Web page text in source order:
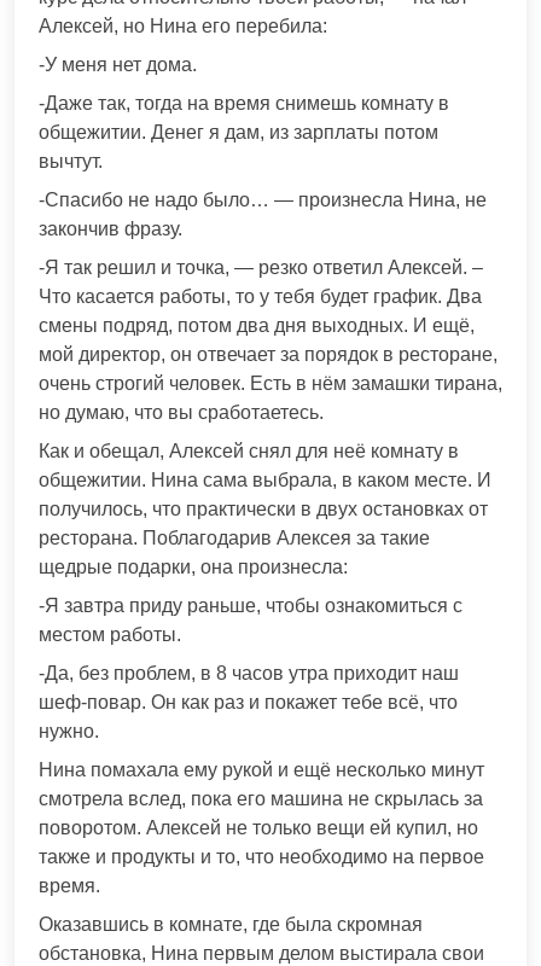
Алексей, но Нина его перебила:
-У меня нет дома.
-Даже так, тогда на время снимешь комнату в
общежитии. Денег я дам, из зарплаты потом
вычтут.
-Спасибо не надо было… — произнесла Нина, не
закончив фразу.
-Я так решил и точка, — резко ответил Алексей. –
Что касается работы, то у тебя будет график. Два
смены подряд, потом два дня выходных. И ещё,
мой директор, он отвечает за порядок в ресторане,
очень строгий человек. Есть в нём замашки тирана,
но думаю, что вы сработаетесь.
Как и обещал, Алексей снял для неё комнату в
общежитии. Нина сама выбрала, в каком месте. И
получилось, что практически в двух остановках от
ресторана. Поблагодарив Алексея за такие
щедрые подарки, она произнесла:
-Я завтра приду раньше, чтобы ознакомиться с
местом работы.
-Да, без проблем, в 8 часов утра приходит наш
шеф-повар. Он как раз и покажет тебе всё, что
нужно.
Нина помахала ему рукой и ещё несколько минут
смотрела вслед, пока его машина не скрылась за
поворотом. Алексей не только вещи ей купил, но
также и продукты и то, что необходимо на первое
время.
Оказавшись в комнате, где была скромная
обстановка, Нина первым делом выстирала свои